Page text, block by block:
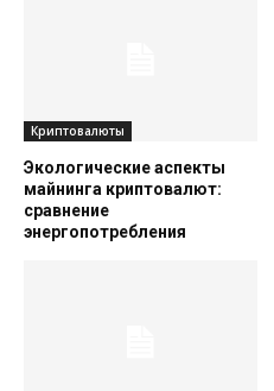
Криптовалюты
Экологические аспекты
майнинга криптовалют:
сравнение
энергопотребления